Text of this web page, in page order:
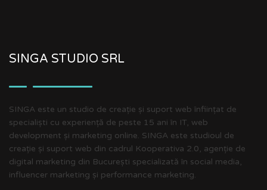
SINGA STUDIO SRL
SINGA este un studio de creație și suport web înființat de
specialiști cu experiență de peste 15 ani în IT, web
development și marketing online. SINGA este studioul de
creație și suport web din cadrul Kooperativa 2.0, agenție de
digital marketing din București specializată în social media,
influencer marketing și performance marketing.